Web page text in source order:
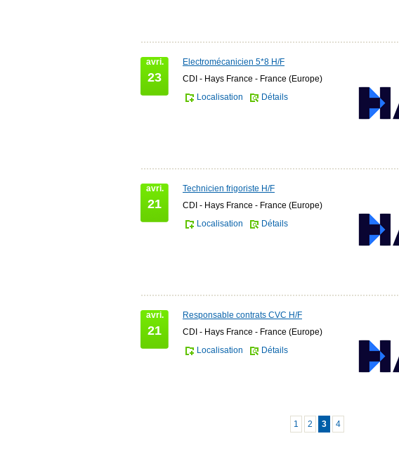
avri.
23
Electromécanicien 5*8 H/F
CDI - Hays France - France (Europe)
Localisation
Détails
avri.
21
Technicien frigoriste H/F
CDI - Hays France - France (Europe)
Localisation
Détails
avri.
21
Responsable contrats CVC H/F
CDI - Hays France - France (Europe)
Localisation
Détails
1 2 3 4